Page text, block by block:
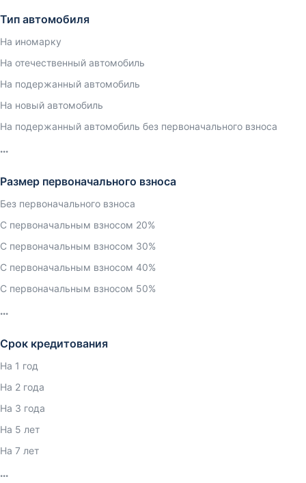
Тип автомобиля
На иномарку
На отечественный автомобиль
На подержанный автомобиль
На новый автомобиль
На подержанный автомобиль без первоначального взноса
Размер первоначального взноса
Без первоначального взноса
С первоначальным взносом 20%
С первоначальным взносом 30%
С первоначальным взносом 40%
С первоначальным взносом 50%
Срок кредитования
На 1 год
На 2 года
На 3 года
На 5 лет
На 7 лет